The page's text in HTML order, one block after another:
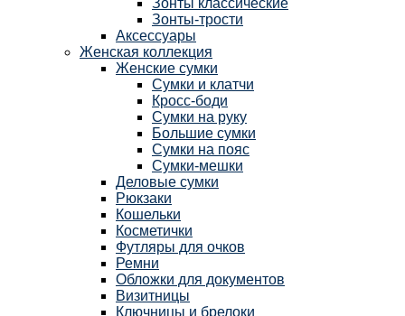
Зонты классические
Зонты-трости
Аксессуары
Женская коллекция
Женские сумки
Сумки и клатчи
Кросс-боди
Сумки на руку
Большие сумки
Сумки на пояс
Сумки-мешки
Деловые сумки
Рюкзаки
Кошельки
Косметички
Футляры для очков
Ремни
Обложки для документов
Визитницы
Ключницы и брелоки